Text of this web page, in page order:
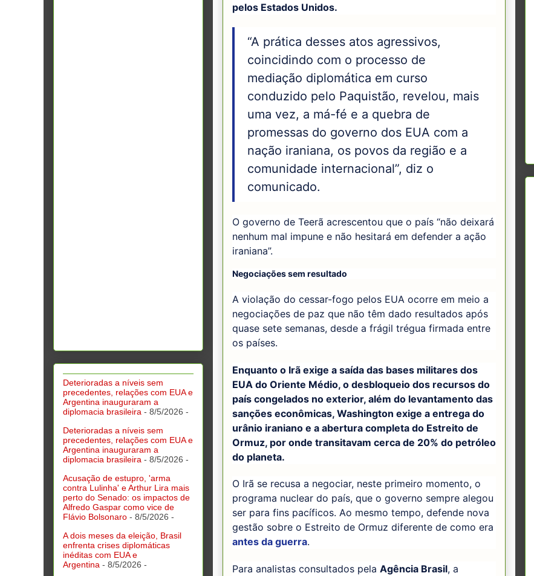
pelos Estados Unidos.
“A prática desses atos agressivos,
coincidindo com o processo de
mediação diplomática em curso
conduzido pelo Paquistão, revelou, mais
uma vez, a má-fé e a quebra de
promessas do governo dos EUA com a
nação iraniana, os povos da região e a
comunidade internacional”, diz o
comunicado.
O governo de Teerã acrescentou que o país “não deixará
nenhum mal impune e não hesitará em defender a ação
iraniana”.
Negociações sem resultado
A violação do cessar-fogo pelos EUA ocorre em meio a
negociações de paz que não têm dado resultados após
quase sete semanas, desde a frágil trégua firmada entre
os países.
Enquanto o Irã exige a saída das bases militares dos
EUA do Oriente Médio, o desbloqueio dos recursos do
país congelados no exterior, além do levantamento das
sanções econômicas, Washington exige a entrega do
urânio iraniano e a abertura completa do Estreito de
Ormuz, por onde transitavam cerca de 20% do petróleo
do planeta.
O Irã se recusa a negociar, neste primeiro momento, o
programa nuclear do país, que o governo sempre alegou
ser para fins pacíficos. Ao mesmo tempo, defende nova
gestão sobre o Estreito de Ormuz diferente de como era
antes da guerra.
Para analistas consultados pela Agência Brasil, a
Deterioradas a níveis sem
precedentes, relações com EUA e
Argentina inauguraram a
diplomacia brasileira - 8/5/2026 -
Deterioradas a níveis sem
precedentes, relações com EUA e
Argentina inauguraram a
diplomacia brasileira - 8/5/2026 -
Acusação de estupro, 'arma
contra Lulinha' e Arthur Lira mais
perto do Senado: os impactos de
Alfredo Gaspar como vice de
Flávio Bolsonaro - 8/5/2026 -
A dois meses da eleição, Brasil
enfrenta crises diplomáticas
inéditas com EUA e
Argentina - 8/5/2026 -